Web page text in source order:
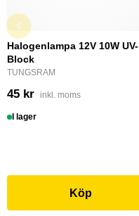
Halogenlampa 12V 10W UV-
Block
TUNGSRAM
45 kr inkl. moms
I lager
Köp